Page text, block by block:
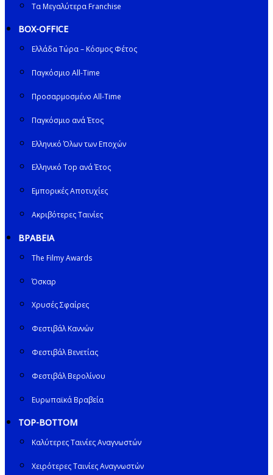
Τα Μεγαλύτερα Franchise
BOX-OFFICE
Ελλάδα Τώρα – Κόσμος Φέτος
Παγκόσμιο All-Time
Προσαρμοσμένο All-Time
Παγκόσμιο ανά Έτος
Ελληνικό Όλων των Εποχών
Ελληνικό Top ανά Έτος
Εμπορικές Αποτυχίες
Ακριβότερες Ταινίες
ΒΡΑΒΕΙΑ
The Filmy Awards
Όσκαρ
Χρυσές Σφαίρες
Φεστιβάλ Καννών
Φεστιβάλ Βενετίας
Φεστιβάλ Βερολίνου
Ευρωπαϊκά Βραβεία
TOP-BOTTOM
Καλύτερες Ταινίες Αναγνωστών
Χειρότερες Ταινίες Αναγνωστών